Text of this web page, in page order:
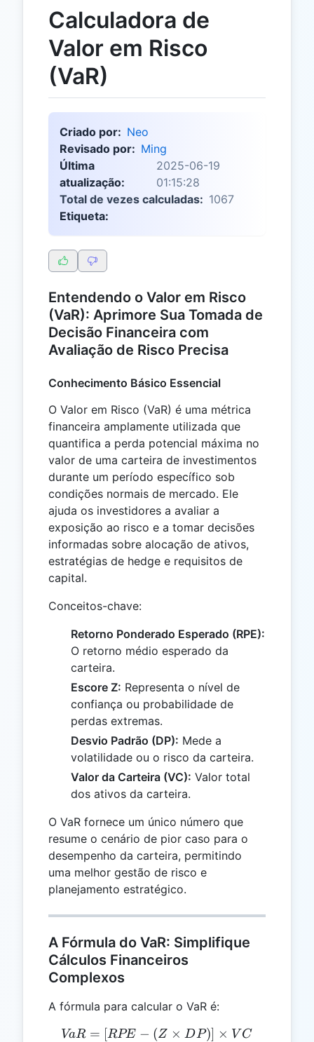
Calculadora de
Valor em Risco
(VaR)
Criado por: Neo
Revisado por: Ming
Última
atualização:
2025-06-19
01:15:28
Total de vezes calculadas: 1067
Etiqueta:
Entendendo o Valor em Risco
(VaR): Aprimore Sua Tomada de
Decisão Financeira com
Avaliação de Risco Precisa
Conhecimento Básico Essencial
O Valor em Risco (VaR) é uma métrica
financeira amplamente utilizada que
quantifica a perda potencial máxima no
valor de uma carteira de investimentos
durante um período específico sob
condições normais de mercado. Ele
ajuda os investidores a avaliar a
exposição ao risco e a tomar decisões
informadas sobre alocação de ativos,
estratégias de hedge e requisitos de
capital.
Conceitos-chave:
Retorno Ponderado Esperado (RPE):
O retorno médio esperado da
carteira.
Escore Z: Representa o nível de
confiança ou probabilidade de
perdas extremas.
Desvio Padrão (DP): Mede a
volatilidade ou o risco da carteira.
Valor da Carteira (VC): Valor total
dos ativos da carteira.
O VaR fornece um único número que
resume o cenário de pior caso para o
desempenho da carteira, permitindo
uma melhor gestão de risco e
planejamento estratégico.
A Fórmula do VaR: Simplifique
Cálculos Financeiros
Complexos
A fórmula para calcular o VaR é:
VaR = [RPE - (Z \times
VaR = [RPE − (Z × DP)] × V C